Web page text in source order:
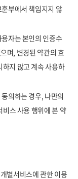
부에서 책임지지 않
자는 본인의 인증수
며, 변경된 약관의 효
지 않고 계속 사용하
의하는 경우, 나만의
스 사용 행위에 본 약
별서비스에 관한 이용